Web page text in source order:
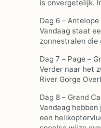
is onvergetelijk.
Dag 6 – Antelope
Vandaag staat
zonnestralen die
Dag 7 – Page –
Verder naar het
River Gorge
Dag 8 – Grand
Vandaag
een